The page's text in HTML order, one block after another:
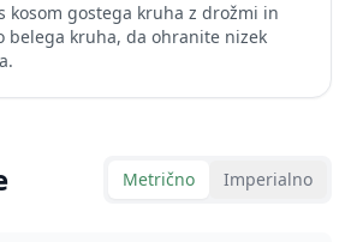
kosom gostega kruha z drožmi in
belega kruha, da ohranite nizek
Metrično Imperialno